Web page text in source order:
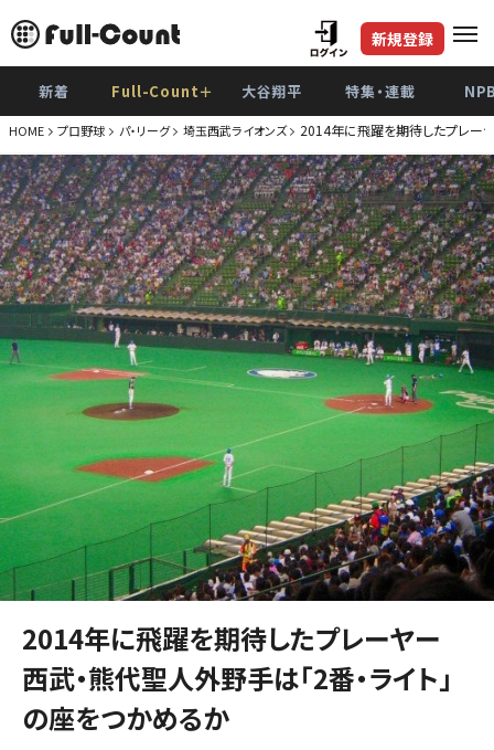
新規登録
新着 Full-Count＋ 大谷翔平 特集・連載
HOME プロ野球 パ・リーグ 埼玉西武ライオンズ 2014年に飛躍を期待したプレー
2014年に飛躍を期待したプレーヤー
西武・熊代聖人外野手は「2番・ライト」
の座をつかめるか